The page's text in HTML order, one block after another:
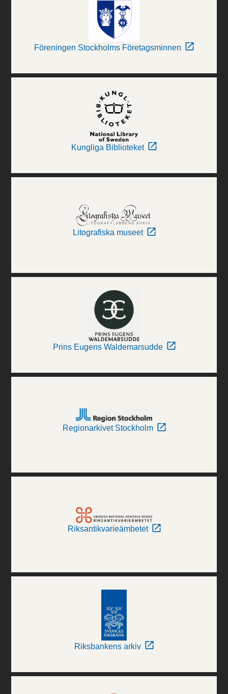
Föreningen Stockholms Företagsminnen
Kungliga Biblioteket
Litografiska museet
Prins Eugens Waldemarsudde
Regionarkivet Stockholm
Riksantikvarieämbetet
Riksbankens arkiv